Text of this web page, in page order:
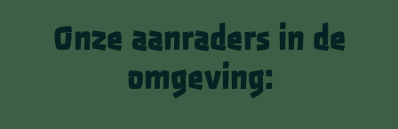
Onze aanraders in de
omgeving: